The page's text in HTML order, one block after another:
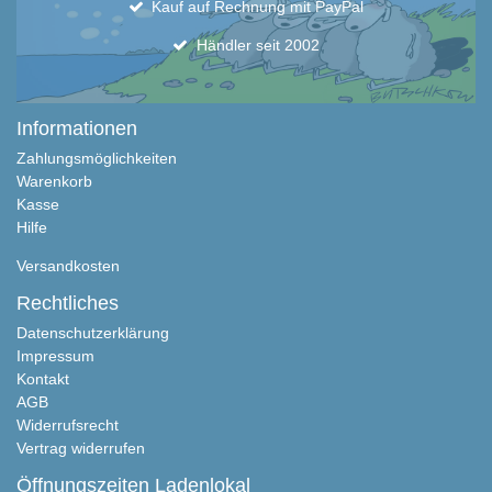
Kauf auf Rechnung mit PayPal
Händler seit 2002
Informationen
Zahlungsmöglichkeiten
Warenkorb
Kasse
Hilfe
Versandkosten
Rechtliches
Datenschutzerklärung
Impressum
Kontakt
AGB
Widerrufsrecht
Vertrag widerrufen
Öffnungszeiten Ladenlokal